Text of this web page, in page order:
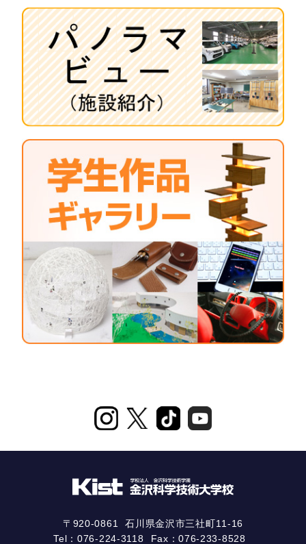
〒920-0861
石川県金沢市三社町11-16
Tel：076-224-3118 Fax：076-233-8528